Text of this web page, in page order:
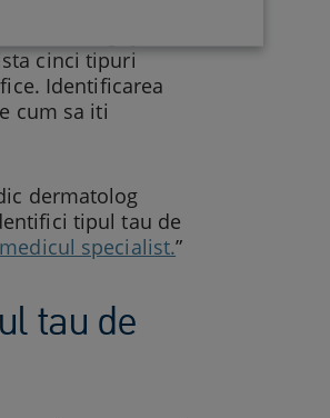
de ingrijire
cinci tipuri
Identificarea
cum sa iti
dermatolog
tipul tau de
specialist.”
tau de